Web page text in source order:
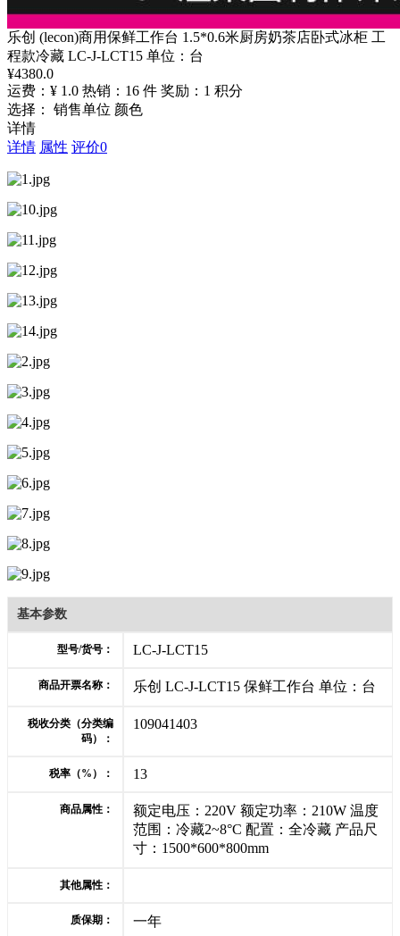
乐创 (lecon)商用保鲜工作台 1.5*0.6米厨房奶茶店卧式冰柜 工
程款冷藏 LC-J-LCT15 单位：台
¥4380.0
运费：¥ 1.0 热销：16 件 奖励：1 积分
选择： 销售单位 颜色
详情
详情 属性 评价0
基本参数
型号/货号： LC-J-LCT15
商品开票名称： 乐创 LC-J-LCT15 保鲜工作台 单位：台
税收分类（分类编
码）：
109041403
税率（%）： 13
商品属性：
额定电压：220V 额定功率：210W 温度
范围：冷藏2~8°C 配置：全冷藏 产品尺
寸：1500*600*800mm
其他属性：
质保期： 一年